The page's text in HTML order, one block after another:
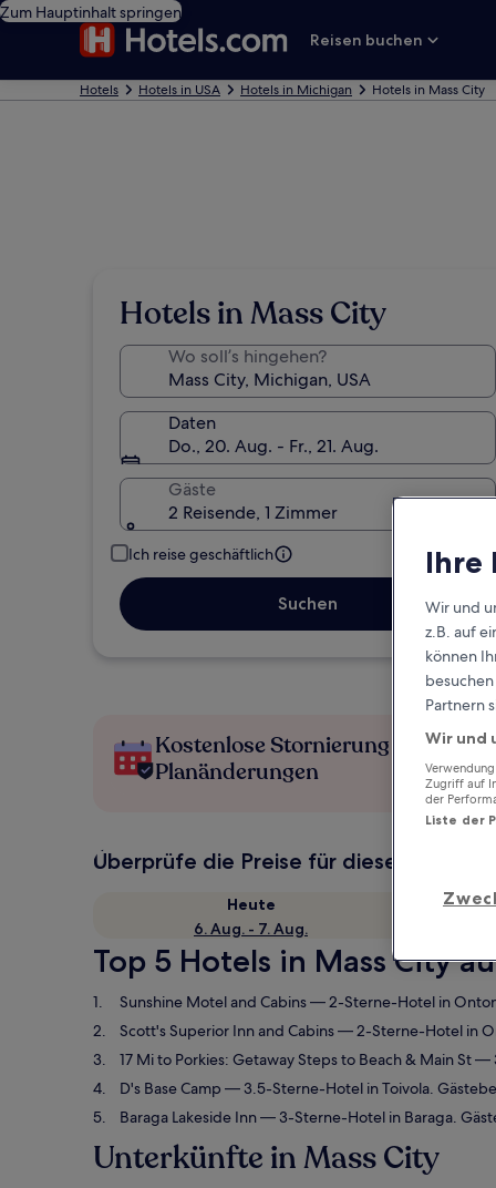
Zum Hauptinhalt springen
Reisen buchen
Hotels Hotels in USA Hotels in Michigan Hotels in Mass City
Hotels in Mass City
Wo soll’s hingehen?
Daten
Do., 20. Aug. - Fr., 21. Aug.
Gäste
2 Reisende, 1 Zimmer
Ich reise geschäftlich
Suchen
Kostenlose Stornierung bei
Planänderungen
Überprüfe die Preise für diese Daten
Heute
6. Aug. - 7. Aug.
Top 5 Hotels in Mass City
Sunshine Motel and Cabins— 2-Sterne-Hotel in
Scott's Superior Inn and Cabins— 2-Sterne-Hotel in
17 Mi to Porkies: Getaway Steps to Beach & Main St—
D's Base Camp — 3.5-Sterne-Hotel in Toivola.
Baraga Lakeside Inn— 3-Sterne-Hotel in Baraga.
Unterkünfte in Mass City
Ihre
Wir und
z.B. auf
können
Partnern
Wir und
Zugriff auf
der
Liste der